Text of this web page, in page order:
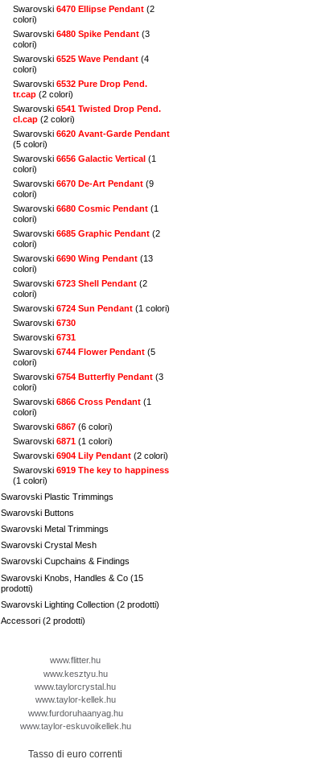
Swarovski 6470 Ellipse Pendant (2
colori)
Swarovski 6480 Spike Pendant (3
colori)
Swarovski 6525 Wave Pendant (4
colori)
Swarovski 6532 Pure Drop Pend.
tr.cap (2 colori)
Swarovski 6541 Twisted Drop Pend.
cl.cap (2 colori)
Swarovski 6620 Avant-Garde Pendant
(5 colori)
Swarovski 6656 Galactic Vertical (1
colori)
Swarovski 6670 De-Art Pendant (9
colori)
Swarovski 6680 Cosmic Pendant (1
colori)
Swarovski 6685 Graphic Pendant (2
colori)
Swarovski 6690 Wing Pendant (13
colori)
Swarovski 6723 Shell Pendant (2
colori)
Swarovski 6724 Sun Pendant (1 colori)
Swarovski 6730
Swarovski 6731
Swarovski 6744 Flower Pendant (5
colori)
Swarovski 6754 Butterfly Pendant (3
colori)
Swarovski 6866 Cross Pendant (1
colori)
Swarovski 6867 (6 colori)
Swarovski 6871 (1 colori)
Swarovski 6904 Lily Pendant (2 colori)
Swarovski 6919 The key to happiness
(1 colori)
Swarovski Plastic Trimmings
Swarovski Buttons
Swarovski Metal Trimmings
Swarovski Crystal Mesh
Swarovski Cupchains & Findings
Swarovski Knobs, Handles & Co (15
prodotti)
Swarovski Lighting Collection (2 prodotti)
Accessori (2 prodotti)
www.flitter.hu
www.kesztyu.hu
www.taylorcrystal.hu
www.taylor-kellek.hu
www.furdoruhaanyag.hu
www.taylor-eskuvoikellek.hu
Tasso di euro correnti